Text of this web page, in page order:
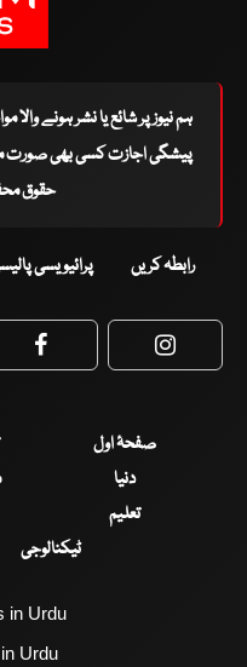
ہم نیوز پر شائع یا نشر ہونے
پیشگی اجازت کسی بھی صورت
حقوق
رابطہ کریں پرائیویسی
Facebook
صفحۂ اول
دنیا
تعلیم
ٹیکنالوجی
in Urdu
Urdu